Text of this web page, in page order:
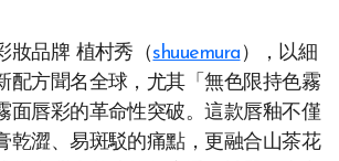
妝品牌 植村秀（shuuemura ），以細
配方聞名全球，尤其「無色限持色霧
面唇彩的革命性突破。這款唇釉不僅
乾澀、易斑駁的痛點，更融合山茶花